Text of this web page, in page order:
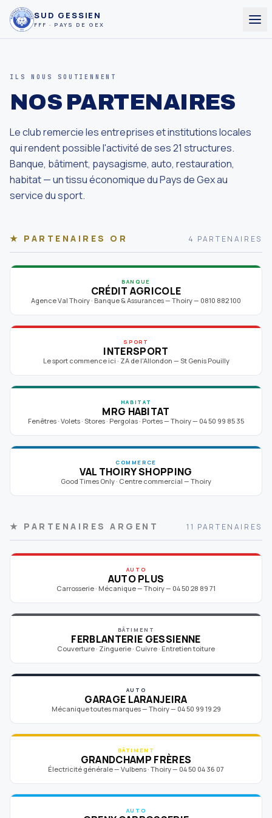
SUD GESSIEN
FFF · PAYS DE GEX
ILS NOUS SOUTIENNENT
NOS PARTENAIRES
Le club remercie les entreprises et institutions locales
qui rendent possible l'activité de ses 21 structures.
Banque, bâtiment, paysagisme, auto, restauration,
habitat — un tissu économique du Pays de Gex au
service du sport.
★ PARTENAIRES OR 4 PARTENAIRES
BANQUE
CRÉDIT AGRICOLE
Agence Val Thoiry · Banque & Assurances — Thoiry — 0810 882 100
SPORT
INTERSPORT
Le sport commence ici · ZA de l'Allondon — St Genis Pouilly
HABITAT
MRG HABITAT
Fenêtres · Volets · Stores · Pergolas · Portes — Thoiry — 04 50 99 85 35
COMMERCE
VAL THOIRY SHOPPING
Good Times Only · Centre commercial — Thoiry
★ PARTENAIRES ARGENT 11 PARTENAIRES
AUTO
AUTO PLUS
Carrosserie · Mécanique — Thoiry — 04 50 28 89 71
BÂTIMENT
FERBLANTERIE GESSIENNE
Couverture · Zinguerie · Cuivre · Entretien toiture
AUTO
GARAGE LARANJEIRA
Mécanique toutes marques — Thoiry — 04 50 99 19 29
BÂTIMENT
GRANDCHAMP FRÈRES
Électricité générale — Vulbens · Thoiry — 04 50 04 36 07
AUTO